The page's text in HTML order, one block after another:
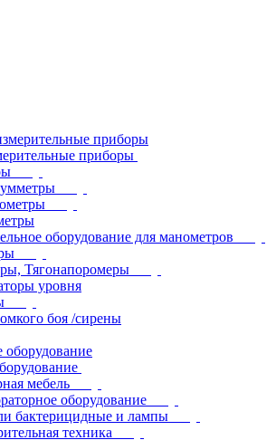
приборы
оборудование для манометров
Тягонапоромеры
уровня
боя /сирены
мебель
оборудование
бактерицидные и лампы
техника